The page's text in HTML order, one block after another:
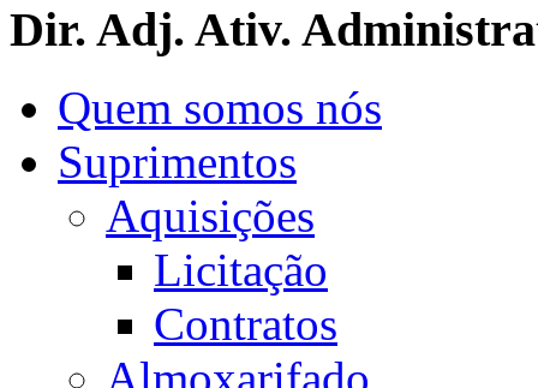
Dir. Adj. Ativ.
Quem somos nós
Suprimentos
Aquisições
Licitação
Contratos
Almoxarifado